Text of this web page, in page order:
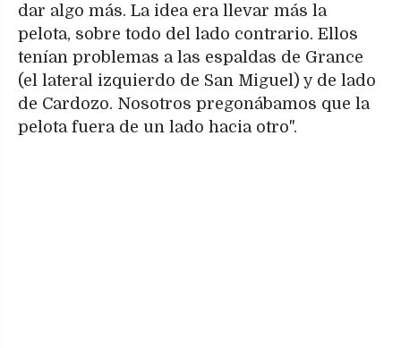
dar algo más. La idea era llevar más la
pelota, sobre todo del lado contrario. Ellos
tenían problemas a las espaldas de Grance
(el lateral izquierdo de San Miguel) y de lado
de Cardozo. Nosotros pregonábamos que la
pelota fuera de un lado hacia otro".